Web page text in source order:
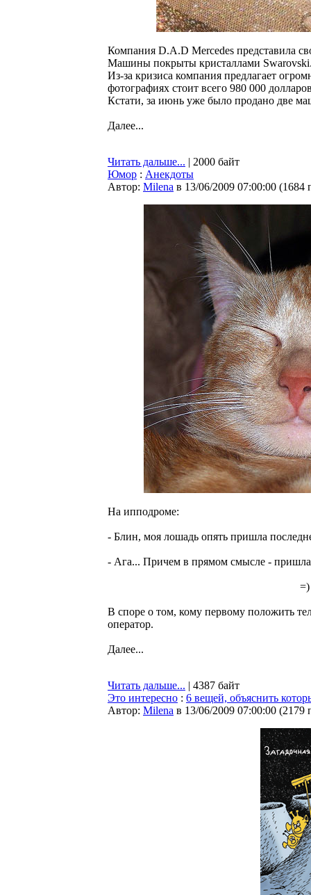
Компания D.A.D Mercedes представила
Машины покрыты кристаллами
Из-за кризиса компания предлагает
фотографиях стоит всего 980 000
Кстати, за июнь уже было продано две
Далее...
Читать дальше... | 2000 байт
Юмор : Анекдоты
Автор: Milena в 13/06/2009 07:00:00 (1684
На ипподроме:
- Блин, моя лошадь опять пришла
- Ага... Причем в прямом смысле -
В споре о том, кому первому положить
оператор.
Далее...
Читать дальше... | 4387 байт
Это интересно : 6 вещей, объяснить
Автор: Milena в 13/06/2009 07:00:00 (2179